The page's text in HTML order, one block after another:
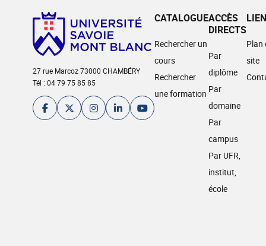
27 rue Marcoz 73000 CHAMBÉRY
Tél : 04 79 75 85 85
CATALOGUE
Rechercher un
cours
Rechercher
une formation
ACCÈS
DIRECTS
Par
diplôme
Par
domaine
Par
campus
Par UFR,
institut,
école
Plan
site